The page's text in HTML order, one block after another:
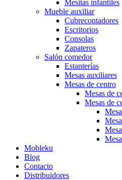
Mesitas infantiles
Mueble auxiliar
Cubrecontadores
Escritorios
Consolas
Zapateros
Salón comedor
Estanterías
Mesas auxiliares
Mesas de centro
Mesas de
Mesas de
Mobleku
Blog
Contacto
Distribuidores